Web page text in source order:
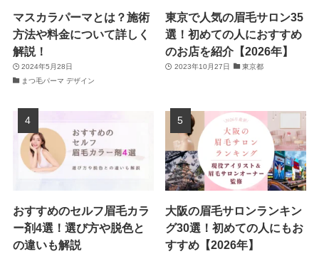
マスカラパーマとは？施術
方法や料金について詳しく
解説！
2024年5月28日
まつ毛パーマ デザイン
東京で人気の眉毛サロン35
選！初めての人におすすめ
のお店を紹介【2026年】
2023年10月27日 東京都
おすすめのセルフ眉毛カラ
ー剤4選！選び方や脱色と
の違いも解説
大阪の眉毛サロンランキン
グ30選！初めての人にもお
すすめ【2026年】